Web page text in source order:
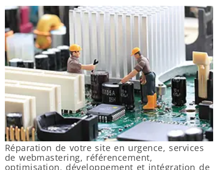
Réparation de votre site en urgence, services
de webmastering, référencement,
optimisation, développement et intégration de